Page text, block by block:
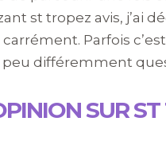
st tropez avis, j’ai
carrément. Parfois
différemment
SUR